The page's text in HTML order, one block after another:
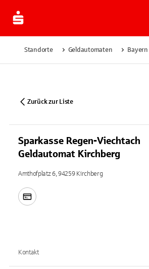
Standorte Geldautomaten Bayern
Zurück zur Liste
Sparkasse Regen-Viechtach
Geldautomat Kirchberg
Amthofplatz 6, 94259 Kirchberg
Kontakt